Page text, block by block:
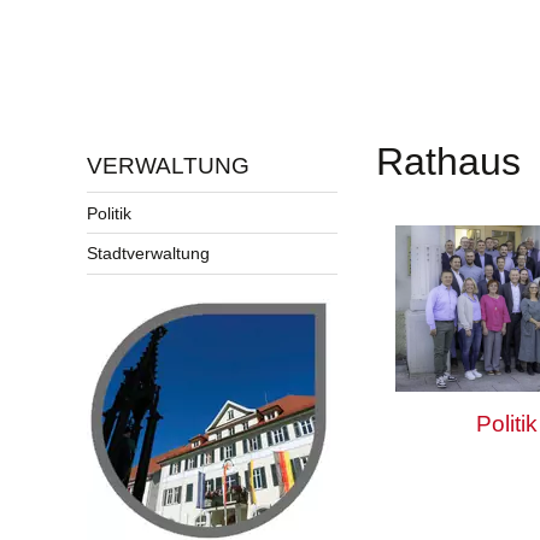
VERWALTUNG
Politik
Stadtverwaltung
Rathaus
Politik